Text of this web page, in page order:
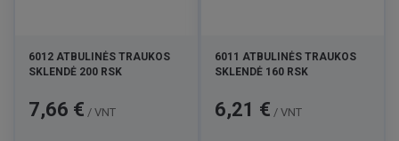
6012 ATBULINĖS TRAUKOS
SKLENDĖ 200 RSK
Kaina
7,66 € / VNT
6011 ATBULINĖS TRAUKOS
SKLENDĖ 160 RSK
Kaina
6,21 € / VNT